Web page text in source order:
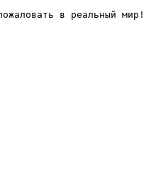
в реальный мир!